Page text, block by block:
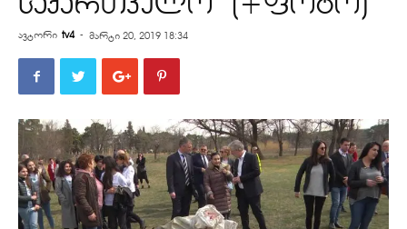
ავტორი tv4 - მარტი 20, 2019 18:34